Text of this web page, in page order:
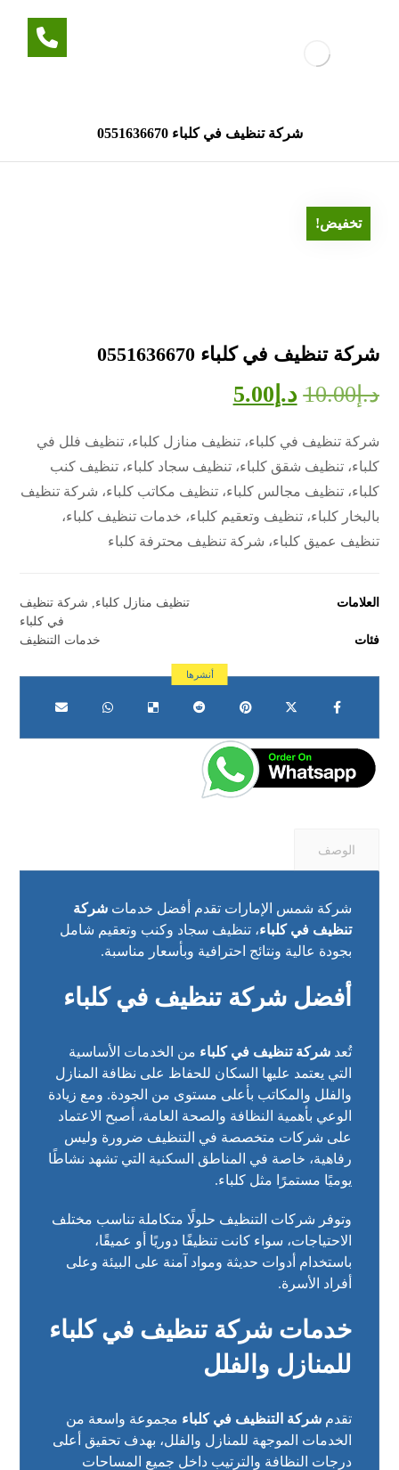
شركة تنظيف في كلباء 0551636670
تخفيض!
شركة تنظيف في كلباء 0551636670
د.إ10.00 د.إ 5.00
شركة تنظيف في كلباء، تنظيف منازل كلباء، تنظيف فلل في
كلباء، تنظيف شقق كلباء، تنظيف سجاد كلباء، تنظيف كنب
كلباء، تنظيف مجالس كلباء، تنظيف مكاتب كلباء، شركة تنظيف
بالبخار كلباء، تنظيف وتعقيم كلباء، خدمات تنظيف كلباء،
تنظيف عميق كلباء، شركة تنظيف محترفة كلباء
العلامات تنظيف منازل كلباء
شركة تنظيف
في كلباء
فئات
خدمات التنظيف
الوصف
شركة شمس الإمارات تقدم أفضل خدماتشركة
تنظيف في كلباء، تنظيف سجاد وكنب وتعقيم شامل
بجودة عالية ونتائج احترافية وبأسعار مناسبة.
أفضل شركة تنظيف في كلباء
تُعدشركة تنظيف في كلباء من الخدمات الأساسية
التي يعتمد عليها السكان للحفاظ على نظافة المنازل
والفلل والمكاتب بأعلى مستوى من الجودة. ومع زيادة
الوعي بأهمية النظافة والصحة العامة، أصبح الاعتماد
على شركات متخصصة في التنظيف ضرورة وليس
رفاهية، خاصة في المناطق السكنية التي تشهد نشاطًا
يوميًا مستمرًا مثل كلباء.
وتوفر شركات التنظيف حلولًا متكاملة تناسب مختلف
الاحتياجات، سواء كانت تنظيفًا دوريًا أو عميقًا،
باستخدام أدوات حديثة ومواد آمنة على البيئة وعلى
أفراد الأسرة.
خدمات شركة تنظيف في كلباء
للمنازل والفلل
تقدمشركة التنظيف في كلباء مجموعة واسعة من
الخدمات الموجهة للمنازل والفلل، بهدف تحقيق أعلى
درجات النظافة والترتيب داخل جميع المساحات